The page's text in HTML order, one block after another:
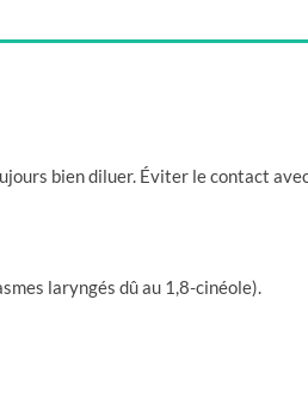
bien diluer. Éviter le contact
laryngés dû au 1,8-cinéole).